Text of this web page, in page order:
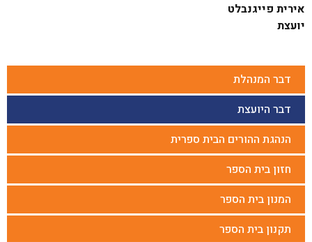
דבר המנהלת
דבר היועצת
הנהגת ההורים הבית ספרית
חזון בית הספר
המנון בית הספר
תקנון בית הספר
אירית פייגנבלט
יועצת